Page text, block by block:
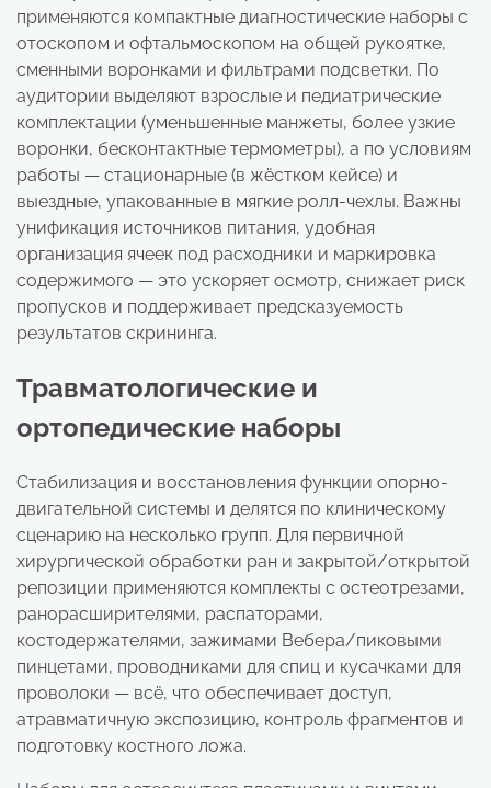
применяются компактные диагностические наборы с
отоскопом и офтальмоскопом на общей рукоятке,
сменными воронками и фильтрами подсветки. По
аудитории выделяют взрослые и педиатрические
комплектации (уменьшенные манжеты, более узкие
воронки, бесконтактные термометры), а по условиям
работы — стационарные (в жёстком кейсе) и
выездные, упакованные в мягкие ролл-чехлы. Важны
унификация источников питания, удобная
организация ячеек под расходники и маркировка
содержимого — это ускоряет осмотр, снижает риск
пропусков и поддерживает предсказуемость
результатов скрининга.
Травматологические и
ортопедические наборы
Стабилизация и восстановления функции опорно-
двигательной системы и делятся по клиническому
сценарию на несколько групп. Для первичной
хирургической обработки ран и закрытой/открытой
репозиции применяются комплекты с остеотрезами,
ранорасширителями, распаторами,
костодержателями, зажимами Вебера/пиковыми
пинцетами, проводниками для спиц и кусачками для
проволоки — всё, что обеспечивает доступ,
атравматичную экспозицию, контроль фрагментов и
подготовку костного ложа.